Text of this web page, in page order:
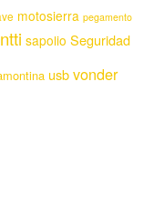
motosierra pegamento
sapolio Seguridad
usbvonder